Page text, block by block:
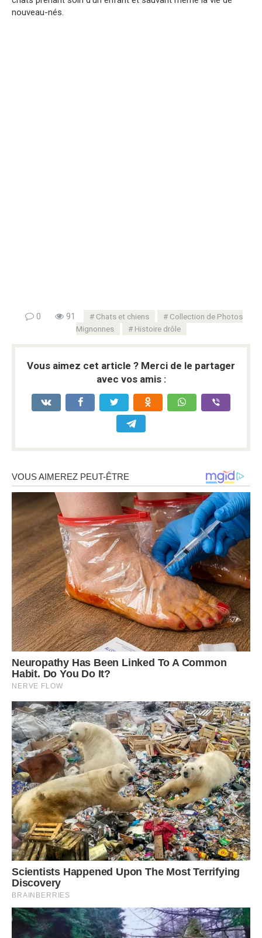
nouveau-nés.
0 91 Chats et chiens
Collection de Photos
Mignonnes
Histoire drôle
Vous aimez cet article ? Merci de le partager
avec vos amis :